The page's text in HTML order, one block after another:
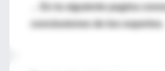
En la siguiente pagina
conclusiones de los expertos.